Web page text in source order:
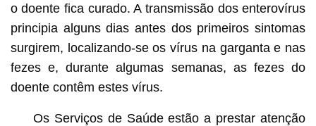
o doente fica curado. A transmissão dos enterovírus
principia alguns dias antes dos primeiros sintomas
surgirem, localizando-se os vírus na garganta e nas
fezes e, durante algumas semanas, as fezes do
doente contêm estes vírus.
Os Serviços de Saúde estão a prestar atenção